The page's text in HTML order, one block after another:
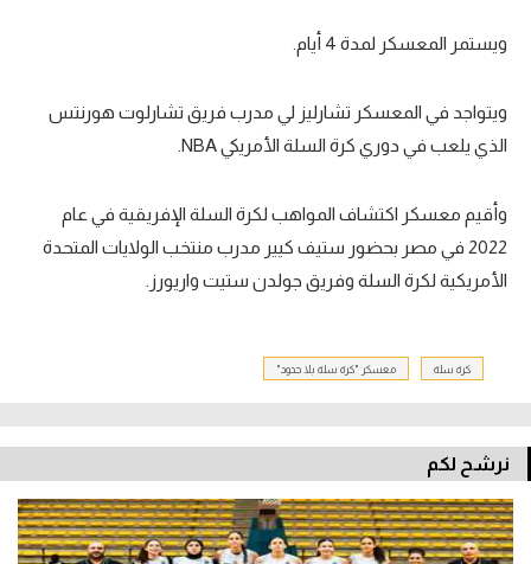
فيديو في الجول
ويستمر المعسكر لمدة 4 أيام.
ويتواجد في المعسكر تشارليز لي مدرب فريق تشارلوت هورنتس
الذي يلعب في دوري كرة السلة الأمريكي NBA.
وأقيم معسكر اكتشاف المواهب لكرة السلة الإفريقية في عام
2022 في مصر بحضور ستيف كيير مدرب منتخب الولايات المتحدة
الأمريكية لكرة السلة وفريق جولدن ستيت واريورز.
كرة سلة معسكر "كرة سلة بلا حدود"
نرشح لكم